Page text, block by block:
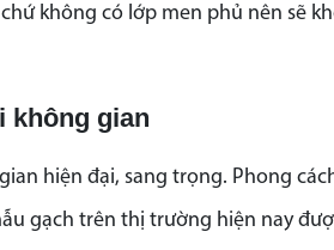
không có lớp men phủ nên sẽ
không gian
hiện đại, sang trọng. Phong
gạch trên thị trường hiện nay